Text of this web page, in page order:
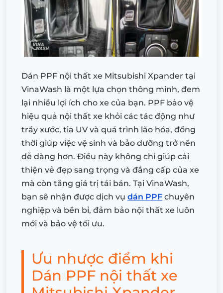
Dán PPF nội thất xe Mitsubishi Xpander tại
VinaWash là một lựa chọn thông minh, đem
lại nhiều lợi ích cho xe của bạn. PPF bảo vệ
hiệu quả nội thất xe khỏi các tác động như
trầy xước, tia UV và quá trình lão hóa, đồng
thời giúp việc vệ sinh và bảo dưỡng trở nên
dễ dàng hơn. Điều này không chỉ giúp cải
thiện vẻ đẹp sang trọng và đẳng cấp của xe
mà còn tăng giá trị tái bán. Tại VinaWash,
bạn sẽ nhận được dịch vụ dán PPF chuyên
nghiệp và bền bỉ, đảm bảo nội thất xe luôn
mới và bảo vệ tối ưu.
Ưu nhược điểm khi
Dán PPF nội thất xe